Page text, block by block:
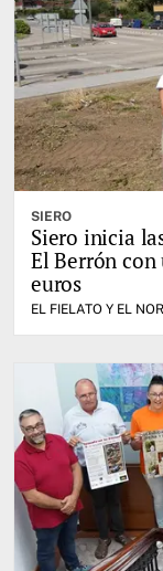
SIERO
Siero inicia
El Berrón con
euros
EL FIELATO Y EL